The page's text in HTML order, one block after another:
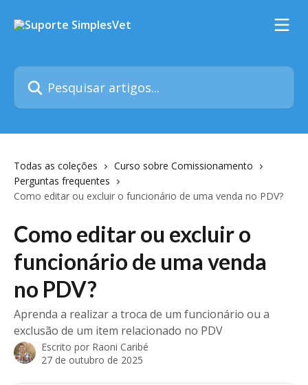
Pesquisar artigos...
Todas as coleções
Curso sobre Comissionamento
Perguntas frequentes
Como editar ou excluir o funcionário de uma venda no PDV?
Como editar ou excluir o
funcionário de uma venda
no PDV?
Aprenda a realizar a troca de um funcionário ou a
exclusão de um item relacionado no PDV
Escrito por Raoni Caribé
27 de outubro de 2025